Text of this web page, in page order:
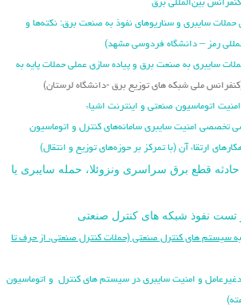
بین‌المللی برق
حملات سایبری و سناریوهای نفوذ به صنعت برق: نکته‌ها و
رمز – دانشگاه فردوسی مشهد)
سایبری به صنعت برق و پیاده سازی عملی حملات پایه به
ملی شبکه های توزیع برق -دانشگاه لرستان)
اتوماسیون صنعتی و اینترنت اشیاء
تخصصی امنیت سایبری سامانه‌های کنترل و اتوماسیون
ارتقاء آن (با تمرکز بر حوزه‌های توزیع و انتقال)
قطع برق سراسری ونزوئلا، حمله سایبری یا
و تست نفوذ شبکه های کنترل صنعتی
به سیستم های کنترل صنعتی (حملات کنترل صنعتی، از حرف تا
و امنیت سایبری در سیستم های کنترل و اتوماسیون